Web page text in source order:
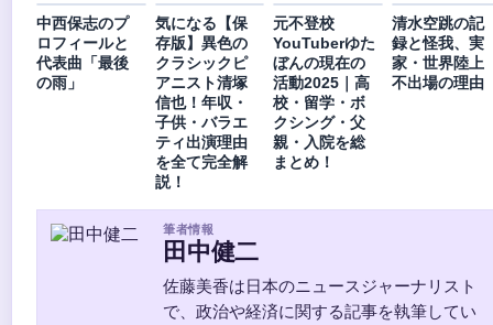
中西保志のプ
ロフィールと
代表曲「最後
の雨」
気になる【保
存版】異色の
クラシックピ
アニスト清塚
信也！年収・
子供・バラエ
ティ出演理由
を全て完全解
説！
元不登校
YouTuberゆた
ぼんの現在の
活動2025｜高
校・留学・ボ
クシング・父
親・入院を総
まとめ！
清水空跳の記
録と怪我、実
家・世界陸上
不出場の理由
筆者情報
田中健二
佐藤美香は日本のニュースジャーナリスト
で、政治や経済に関する記事を執筆してい